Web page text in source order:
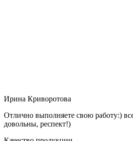
Ирина Криворотова
Отлично выполняете свою работу:)
довольны, респект!)